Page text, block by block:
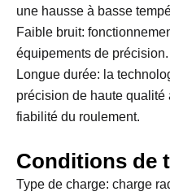
une hausse à basse
Faible bruit:
équipements de précision.
Longue durée: la
précision de haute
fiabilité du roulement.
Conditions de
Type de charge: charge